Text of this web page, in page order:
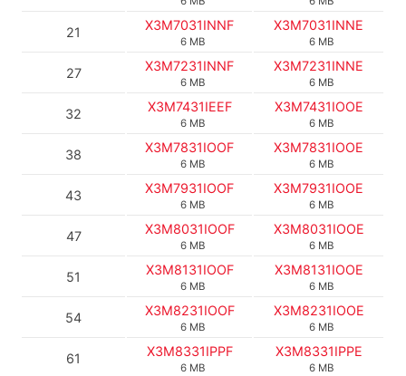
21 X3M7031INNF
6 MB
X3M7031INNE
6 MB
27 X3M7231INNF
6 MB
X3M7231INNE
6 MB
32 X3M7431IEEF
6 MB
X3M7431IOOE
6 MB
38 X3M7831IOOF
6 MB
X3M7831IOOE
6 MB
43 X3M7931IOOF
6 MB
X3M7931IOOE
6 MB
47 X3M8031IOOF
6 MB
X3M8031IOOE
6 MB
51 X3M8131IOOF
6 MB
X3M8131IOOE
6 MB
54 X3M8231IOOF
6 MB
X3M8231IOOE
6 MB
61 X3M8331IPPF
6 MB
X3M8331IPPE
6 MB